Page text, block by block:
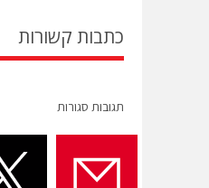
כתבות קשורות
תגובות סגורות